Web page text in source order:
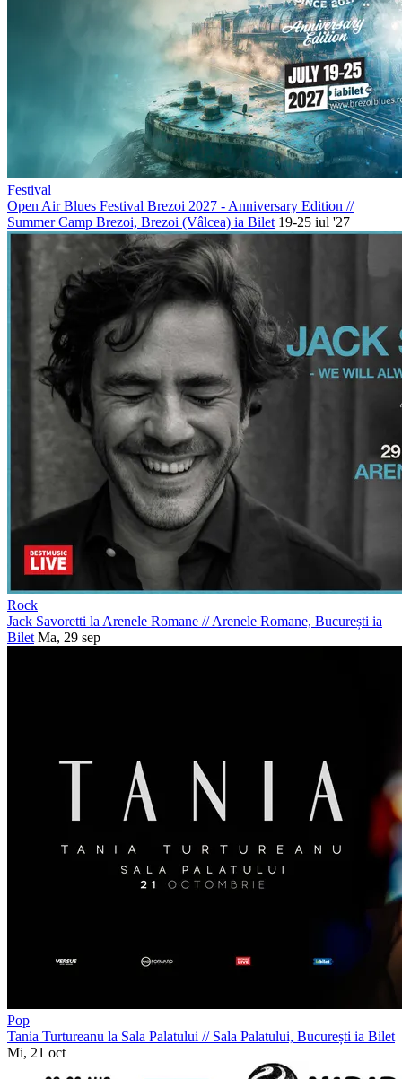
Festival
Open Air Blues Festival Brezoi 2027 - Anniversary Edition //
Summer Camp Brezoi, Brezoi (Vâlcea) ia Bilet 19-25 iul '27
Rock
Jack Savoretti la Arenele Romane //Arenele Romane, București ia
Bilet Ma, 29 sep
Pop
Tania Turtureanu la Sala Palatului //Sala Palatului, București ia Bilet
Mi, 21 oct